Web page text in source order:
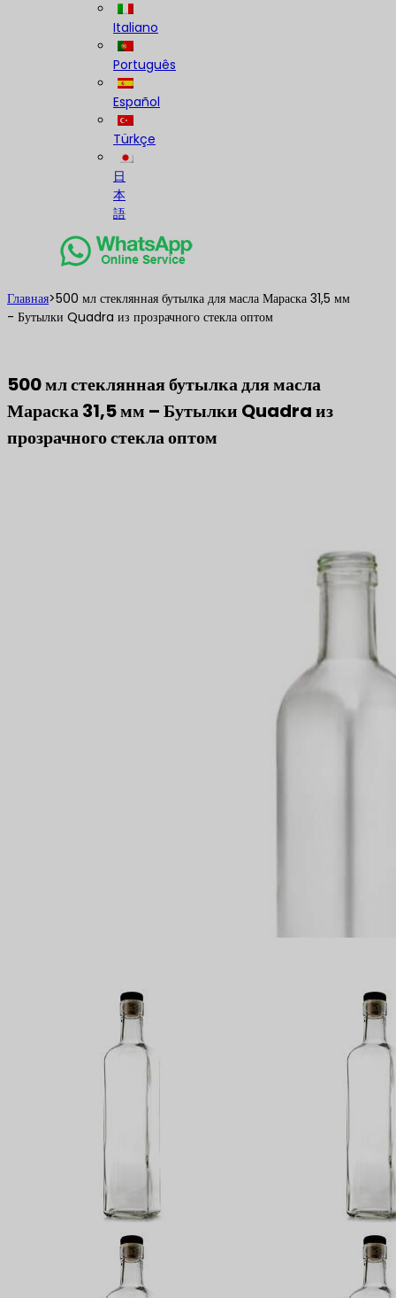
Italiano
Português
Español
Türkçe
日
本
語
Главная>500 мл стеклянная бутылка для масла Мараска 31,5 мм
- Бутылки Quadra из прозрачного стекла оптом
500 мл стеклянная бутылка для масла
Мараска 31,5 мм – Бутылки Quadra из
прозрачного стекла оптом